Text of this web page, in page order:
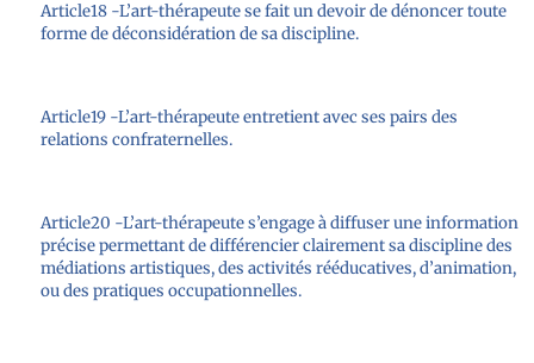
Article18 -L’art-thérapeute se fait un devoir de dénoncer toute
forme de déconsidération de sa discipline.
Article19 -L’art-thérapeute entretient avec ses pairs des
relations confraternelles.
Article20 -L’art-thérapeute s’engage à diffuser une information
précise permettant de différencier clairement sa discipline des
médiations artistiques, des activités rééducatives, d’animation,
ou des pratiques occupationnelles.